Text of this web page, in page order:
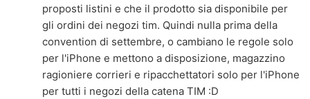
proposti listini e che il prodotto sia disponibile per
gli ordini dei negozi tim. Quindi nulla prima della
convention di settembre, o cambiano le regole solo
per l'iPhone e mettono a disposizione, magazzino
ragioniere corrieri e ripacchettatori solo per l'iPhone
per tutti i negozi della catena TIM :D